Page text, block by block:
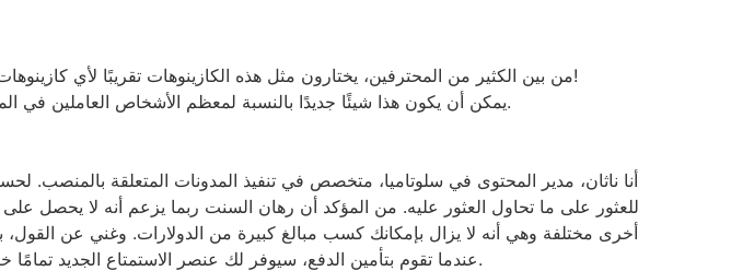
من بين الكثير من المحترفين، يختارون مثل هذه الكازينوهات تقريبًا لأي كازينوهات أخرى، لأنه يمكنك التواصل مع أشخاص آخرين، والدردشة، ويمكنك تكوين فريق!
يمكن أن يكون هذا شيئًا جديدًا بالنسبة لمعظم الأشخاص العاملين في المقامرة عبر الإنترنت في كازينو الإنترنت والذي يمكن أن يكون شعورًا عامًا للغاية.
أنا ناثان، مدير المحتوى في سلوتاميا، متخصص في تنفيذ المدونات المتعلقة بالمنصب.
أخرى مختلفة وهي أنه لا يزال بإمكانك كسب مبالغ كبيرة من الدولارات. وغني عن القول،
عندما تقوم بتأمين الدفع، سيوفر لك عنصر الاستمتاع الجديد تمامًا خيار الحصول على أحدث انتصار على الفور أو المخاطرة به من أجل عرض جمع الأموال.